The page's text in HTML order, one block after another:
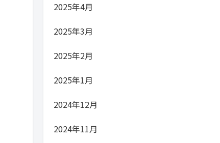
2025年4月
2025年3月
2025年2月
2025年1月
2024年12月
2024年11月